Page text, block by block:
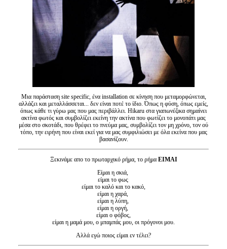
Μια παράσταση site specific, ένα installation σε κίνηση που μεταμορφώνεται,
αλλάζει και μεταλλάσσεται... δεν είναι ποτέ το ίδιο. Όπως η φύση, όπως εμείς,
όπως κάθε τι γύρω μας που μας περιβάλλει. Hikaru στα γιαπωνέζικα σημαίνει
ακτίνα φωτός και συμβολίζει εκείνη την ακτίνα που φωτίζει το μονοπάτι μας
μέσα στο σκοτάδι, που θρέφει το πνεύμα μας, συμβολίζει τον μη χρόνο, τον ού
τόπο, την ειρήνη που είναι εκεί για να μας συμφιλιώσει με όλα εκείνα που μας
βασανίζουν.
Ξεκινάμε απο το πρωταρχικό ρήμα, το ρήμα ΕΙΜΑΙ
Είμαι η σκιά,
είμαι το φως
είμαι το καλό και το κακό,
είμαι η χαρά,
είμαι η λύπη,
είμαι η οργή,
είμαι ο φόβος,
είμαι η μαμά μου, ο μπαμπάς μου, οι πρόγονοι μου.
Αλλά εγώ ποιος είμαι εν τέλει?